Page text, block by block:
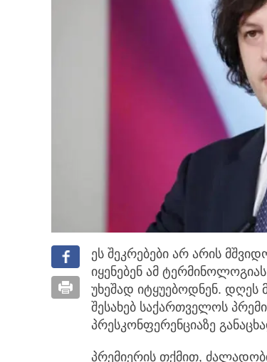
ეს შეკრებები არ არის
იყენებენ ამ
უხეშად იტყუებოდნენ. დღეს
შესახებ საქართველოს
პრესკონფერენციაზე
პრემიერის თქმით,